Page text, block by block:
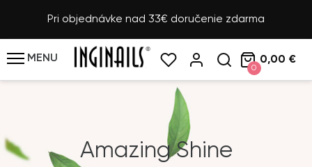
Pri objednávke nad 33€ doručenie zdarma
MENU
0
0,00 €
Amazing Shine